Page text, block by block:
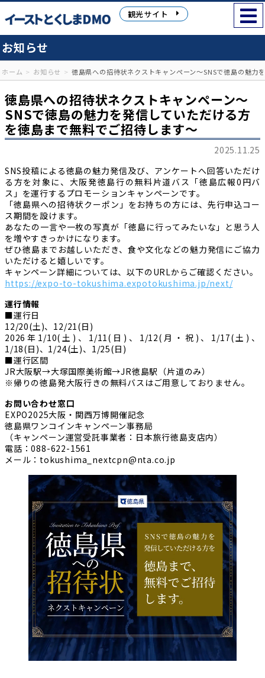
観光サイト
お知らせ
ホーム お知らせ 徳島県への招待状ネクストキャンペーン～SNSで徳島の魅
徳島県への招待状ネクストキャンペーン～
SNSで徳島の魅力を発信していただける方
を徳島まで無料でご招待します～
2025.11.25
SNS投稿による徳島の魅力発信及び、アンケートへ回答いただけ
る方を対象に、大阪発徳島行の無料片道バス「徳島広報0円バ
ス」を運行するプロモーションキャンペーンです。
「徳島県への招待状クーポン」をお持ちの方には、先行申込コー
ス期間を設けます。
あなたの一言や一枚の写真が「徳島に行ってみたいな」と思う人
を増やすきっかけになります。
ぜひ徳島までお越しいただき、食や文化などの魅力発信にご協力
いただけると嬉しいです。
キャンペーン詳細については、以下のURLからご確認ください。
https://expo-to-tokushima.expotokushima.jp/next/
運行情報
■運行日
12/20(土)、12/21(日)
2026年1/10(土)、1/11(日)、1/12(月・祝)、1/17(土)、
1/18(日)、1/24(土)、1/25(日)
■運行区間
JR大阪駅→大塚国際美術館→JR徳島駅（片道のみ）
※帰りの徳島発大阪行きの無料バスはご用意しておりません。
お問い合わせ窓口
EXPO2025大阪・関西万博開催記念
徳島県ワンコインキャンペーン事務局
（キャンペーン運営受託事業者：日本旅行徳島支店内）
電話：088-622-1561
メール：tokushima_nextcpn@nta.co.jp